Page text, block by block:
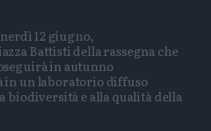
12 giugno,
Battisti della rassegna che
in autunno
in un laboratorio diffuso
biodiversità e alla qualità della